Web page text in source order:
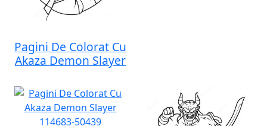
Pagini De Colorat Cu
Akaza Demon Slayer